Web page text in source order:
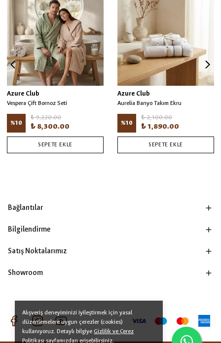
Alışveriş deneyiminizi iyileştirmek için yasal
düzenlemelere uygun çerezler (cookies)
kullanıyoruz. Detaylı bilgiye Gizlilik ve Çerez
Politikasısayfamızdan erişebilirsiniz.
Azure Club
Vespera Çift Bornoz Seti
%10
₺ 9,220.00
₺ 8,300.00
SEPETE EKLE
Azure Club
Aurelia Banyo Takım Ekru
%10
₺ 2,100.00
₺ 1,890.00
SEPETE EKLE
Bağlantılar
Bilgilendirme
Satış Noktalarımız
Showroom